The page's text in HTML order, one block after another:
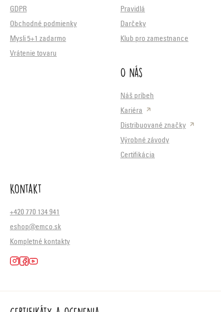
GDPR
Obchodné podmienky
Mysli 5+1 zadarmo
Vrátenie tovaru
Pravidlá
Darčeky
Klub pro zamestnance
O nás
Náš príbeh
Kariéra
Distribuované značky
Výrobné závody
Certifikácia
Kontakt
+420 770 134 941
eshop@emco.sk
Kompletné kontakty